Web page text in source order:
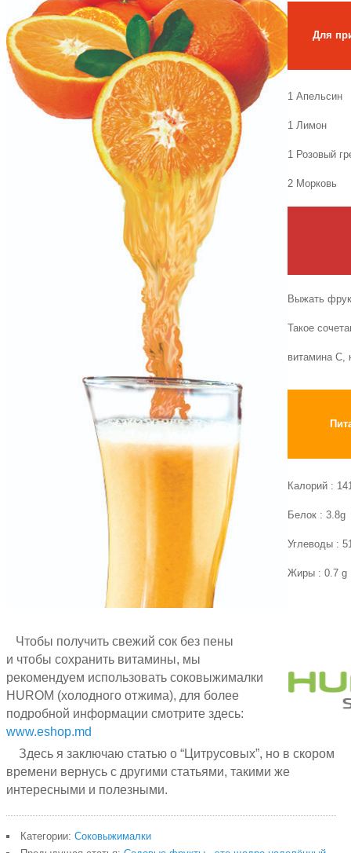
Для
1 Апельсин
1 Лимон
1 Розовый
2 Морковь
Выжать
Такое
витамина С,
Калорий :
Белок : 3.8g
Углеводы :
Жиры : 0.7 g
Чтобы получить свежий сок без пены
и чтобы сохранить витамины, мы
рекомендуем использовать соковыжималки
HUROM (холодного отжима), для более
подробной информации смотрите здесь:
www.eshop.md
Здесь я заключаю статью о “Цитрусовых”, но в скором
времени вернусь с другими статьями, такими же
интересными и полезными.
Категории: Соковыжималки